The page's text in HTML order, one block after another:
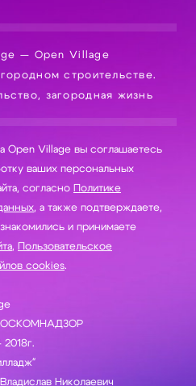
— Open Village
строительстве.
загородная жизнь
Open Village вы соглашаетесь
согласно Политике
, а также подтверждаете,
и принимаете
, Пользовательское
cookies.
РОСКОМНАДЗОР
Николаевич